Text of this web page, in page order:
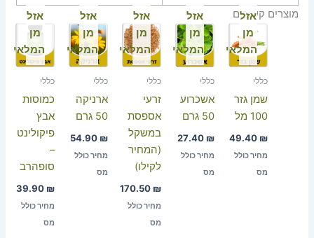
מוצרים קשורים
אזל
מן
המלאי
כללי
שמן גזר
100 מל
49.40 ₪
מחיר כולל
מס
אזל
מן
המלאי
כללי
אשכרוע
50 גרם
27.40 ₪
מחיר כולל
מס
אזל
מן
המלאי
כללי
זרעי
אספסת
במשקל
(המחיר
לקילו)
170.50 ₪
מחיר כולל
מס
אזל
מן
המלאי
כללי
ארניקה
50 גרם
54.90 ₪
מחיר כולל
מס
אזל
מן
המלאי
כללי
כמוסות
אבץ
פיקולינט
–
סופהרב
39.90 ₪
מחיר כולל
מס